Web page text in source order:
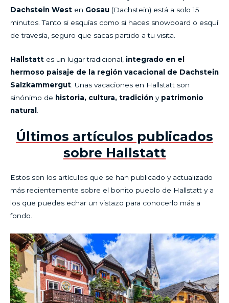
Dachstein West en Gosau (Dachstein) está a solo 15
minutos. Tanto si esquías como si haces snowboard o esquí
de travesía, seguro que sacas partido a tu visita.
Hallstatt es un lugar tradicional, integrado en el
hermoso paisaje de la región vacacional de Dachstein
Salzkammergut. Unas vacaciones en Hallstatt son
sinónimo de historia, cultura, tradición y patrimonio
natural .
Últimos artículos publicados
sobre Hallstatt
Estos son los artículos que se han publicado y actualizado
más recientemente sobre el bonito pueblo de Hallstatt y a
los que puedes echar un vistazo para conocerlo más a
fondo.